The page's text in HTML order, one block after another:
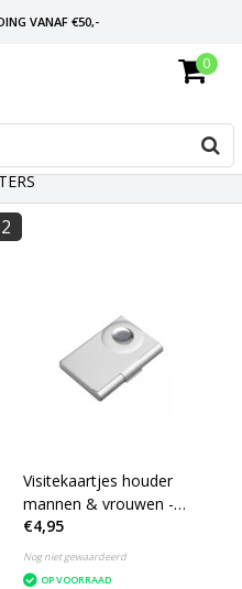
VANAF €50,-
30 DAGEN BEDENKTIJD
0
2
Visitekaartjes houder
mannen & vrouwen -
Kaarthouder Pasjes -
Uitschuifbaar -
Creditcardhouder RFID -
€4,95
Nog niet gewaardeerd
OP VOORRAAD